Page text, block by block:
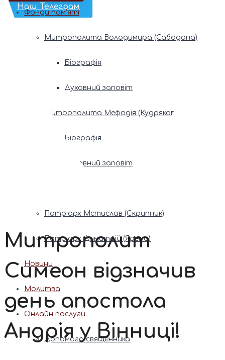
Наш Телеграм
Фонди пам’яті
Митрополита Володимира (Сабодана)
Біографія
Духовний заповіт
Митрополита Мефодія (Кудрякова)
Біографія
Духовний заповіт
Патріарх Мстислав (Скрипник)
Патріарх Димитрій (Ярема)
Новини
Молитва
Онлайн послуги
Допомога священника
Митрополит
Симеон відзначив
день апостола
Андрія у Вінниці!